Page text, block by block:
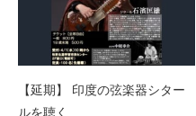
【延期】 印度の弦楽器シター
ルを聴く